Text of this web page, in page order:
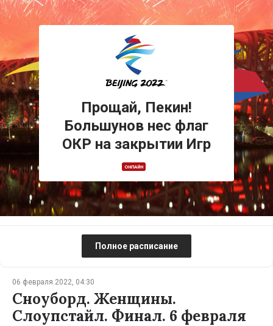
Прощай, Пекин!
Большунов нес флаг
ОКР на закрытии Игр
ОНЛАЙН
Полное расписание
06 февраля 2022, 04:30
Сноуборд. Женщины.
Слоупстайл. Финал. 6 февраля